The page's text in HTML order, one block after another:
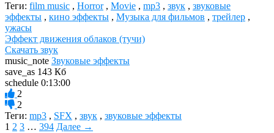
Теги: film music , Horror, Movie , mp3 , звук , звуковые
эффекты , кино эффекты , Музыка для фильмов , трейлер ,
ужасы
Эффект движения облаков (тучи)
Скачать звук
music_note Звуковые эффекты
save_as 143 Кб
schedule 0:13:00
2
2
Теги: mp3 , SFX , звук , звуковые эффекты
1 2 3 … 394 Далее →